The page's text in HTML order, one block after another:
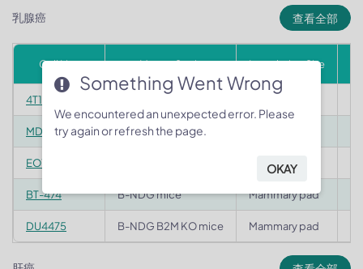
乳腺癌 查看全部
Cell Line Mouse Strain Inoculation Site
4T1
MDA-MB-231 B-NDG mice
EO771 Mammary pad
BT-474 B-NDG mice Mammary pad
DU4475 B-NDG B2M KO mice Mammary pad
Something Went Wrong
We encountered an unexpected error. Please
try again or refresh the page.
OKAY